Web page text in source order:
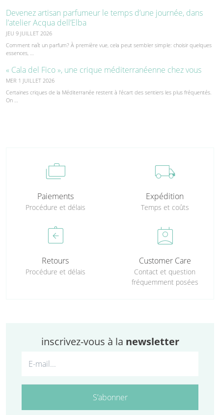
Devenez artisan parfumeur le temps d’une journée, dans
l’atelier Acqua dell’Elba
JEU 9 JUILLET 2026
Comment naît un parfum? À première vue, cela peut sembler simple: choisir quelques
essences, …
« Cala del Fico », une crique méditerranéenne chez vous
MER 1 JUILLET 2026
Certaines criques de la Méditerranée restent à l'écart des sentiers les plus fréquentés.
On …
cases
Paiements
Procédure et délais
local_shipping
Expédition
Temps et coûts
assignment_return
Retours
Procédure et délais
perm_contact_calendar
Customer Care
Contact et question
fréquemment posées
inscrivez-vous à la newsletter
S’abonner